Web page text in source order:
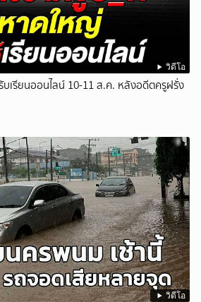
วิดีโอ
บเรียนออนไลน์ 10-11 ส.ค. หลังอดีตครูฝรั่ง
วิดีโอ